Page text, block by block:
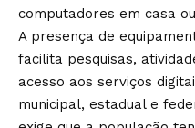
computadores em casa
A presença de
facilita pesquisas,
acesso aos serviços
municipal, estadual e